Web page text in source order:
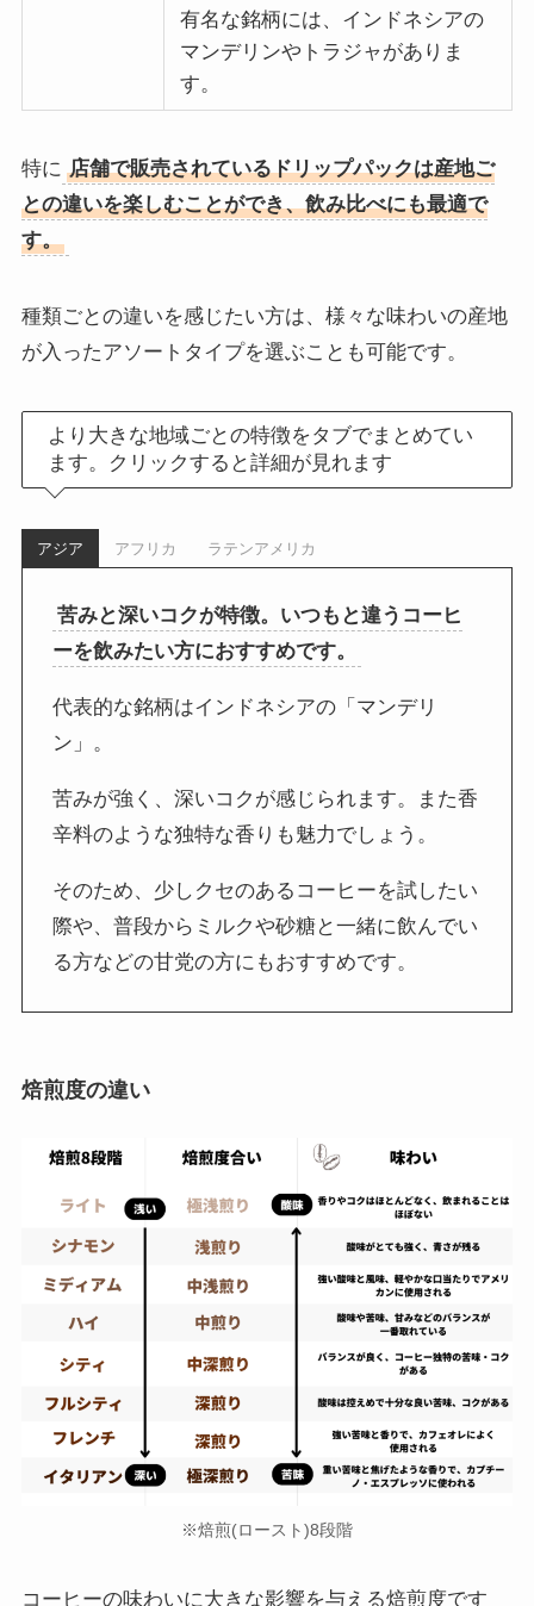
有名な銘柄には、インドネシアの
マンデリンやトラジャがありま
す。
特に 店舗で販売されているドリップパックは産地ご
との違いを楽しむことができ、飲み比べにも最適で
す。
種類ごとの違いを感じたい方は、様々な味わいの産地
が入ったアソートタイプを選ぶことも可能です。
より大きな地域ごとの特徴をタブでまとめてい
ます。クリックすると詳細が見れます
アジア アフリカ ラテンアメリカ
苦みと深いコクが特徴。いつもと違うコーヒ
ーを飲みたい方におすすめです。
代表的な銘柄はインドネシアの「マンデリ
ン」。
苦みが強く、深いコクが感じられます。また香
辛料のような独特な香りも魅力でしょう。
そのため、少しクセのあるコーヒーを試したい
際や、普段からミルクや砂糖と一緒に飲んでい
る方などの甘党の方にもおすすめです。
焙煎度の違い
※焙煎(ロースト)8段階
コーヒーの味わいに大きな影響を与える焙煎度です